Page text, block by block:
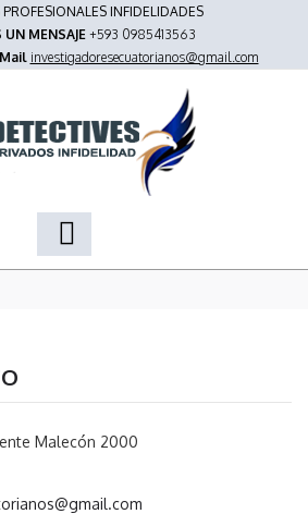
PROFESIONALES INFIDELIDADES
MENSAJE+593 0985413563
investigadoresecuatorianos@gmail.com
Malecón 2000